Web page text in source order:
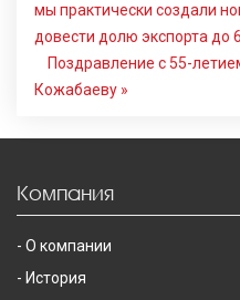
мы практически создали
довести долю экспорта до
Поздравление с 55-
Кожабаеву »
Компания
О компании
История